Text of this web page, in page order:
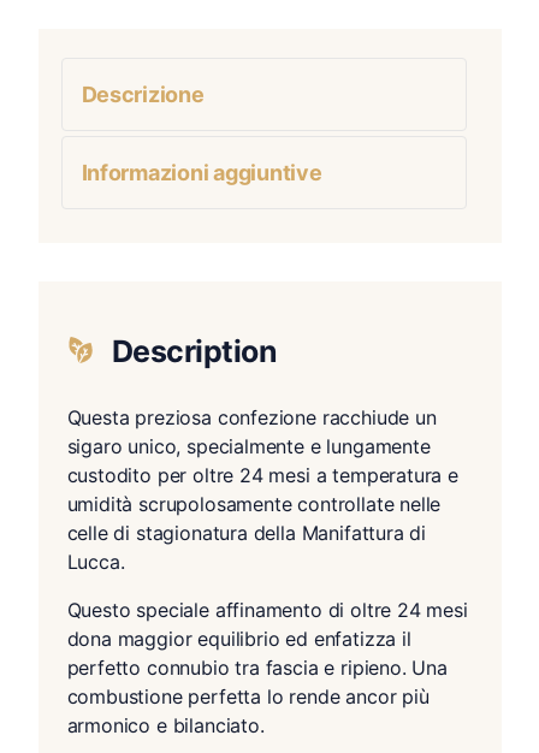
Descrizione
Informazioni aggiuntive
Description
Questa preziosa confezione racchiude un
sigaro unico, specialmente e lungamente
custodito per oltre 24 mesi a temperatura e
umidità scrupolosamente controllate nelle
celle di stagionatura della Manifattura di
Lucca.
Questo speciale affinamento di oltre 24 mesi
dona maggior equilibrio ed enfatizza il
perfetto connubio tra fascia e ripieno. Una
combustione perfetta lo rende ancor più
armonico e bilanciato.